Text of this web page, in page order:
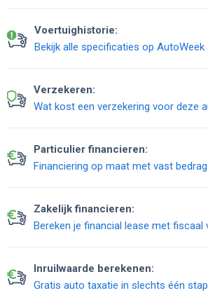
Voertuighistorie:
Bekijk alle specificaties op AutoWeek
Verzekeren:
Wat kost een verzekering voor deze
Particulier financieren:
Financiering op maat met vast
Zakelijk financieren:
Bereken je financial lease met fiscaal
Inruilwaarde berekenen:
Gratis auto taxatie in slechts één stap